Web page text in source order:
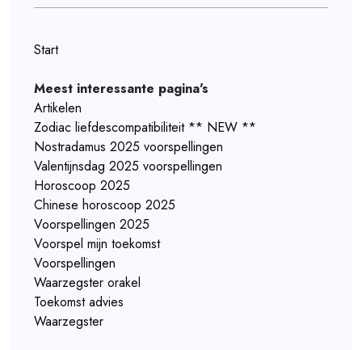
Start
Meest interessante pagina's
Artikelen
Zodiac liefdescompatibiliteit ** NEW **
Nostradamus 2025 voorspellingen
Valentijnsdag 2025 voorspellingen
Horoscoop 2025
Chinese horoscoop 2025
Voorspellingen 2025
Voorspel mijn toekomst
Voorspellingen
Waarzegster orakel
Toekomst advies
Waarzegster